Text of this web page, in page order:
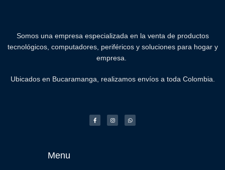
Somos una empresa especializada en la venta de productos
tecnológicos, computadores, periféricos y soluciones para hogar y
empresa.
Ubicados en Bucaramanga, realizamos envíos a toda Colombia.
Menu